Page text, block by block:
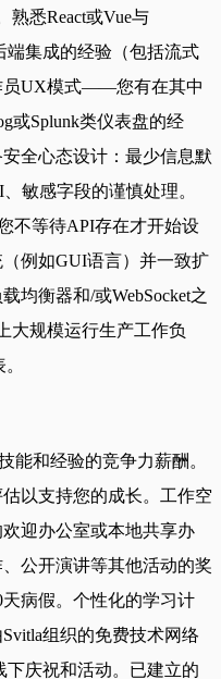
熟悉React或Vue与
端集成的经验（包括流式
员UX模式——您有在其中
或Splunk类仪表盘的经
全心态设计：最少信息默
敏感字段的谨慎处理。
不等待API存在才开始设
例如GUI语言）并一致扩
均衡器和/或WebSocket之
大规模运行生产工作负
能和经验的竞争力薪酬。
以支持您的成长。工作空
迎办公室或本地共享办
公开演讲等其他活动的奖
病假。个性化的学习计
组织的免费技术网络
庆祝和活动。已建立的